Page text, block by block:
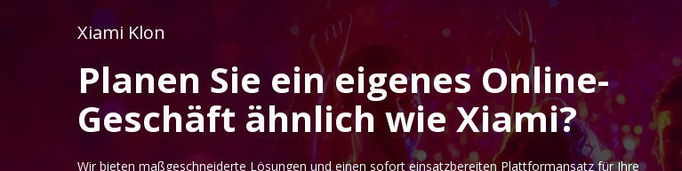
Xiami Klon
Planen Sie ein eigenes Online-
Geschäft ähnlich wie Xiami?
Wir bieten maßgeschneiderte Lösungen und einen sofort einsatzbereiten Plattformansatz für Ihre